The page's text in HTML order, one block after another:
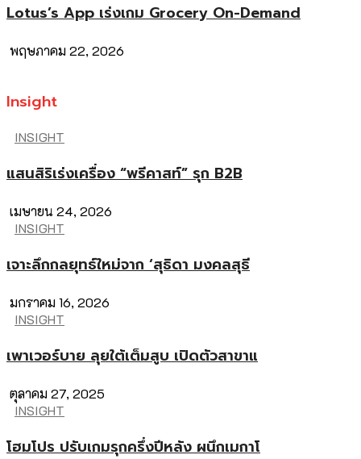
Lotus’s App เร่งเกม Grocery On-Demand
พฤษภาคม 22, 2026
Insight
INSIGHT
แสนสิริเร่งเครื่อง “พรีคาสท์” รุก B2B
เมษายน 24, 2026
INSIGHT
เจาะลึกกลยุทธ์ใหม่จาก ‘สุธิดา มงคลสุธี
มกราคม 16, 2026
INSIGHT
เพาเวอร์บาย ลุยใต้เต็มสูบ เปิดตัวสาขาแ
ตุลาคม 27, 2025
INSIGHT
โฮมโปร ปรับเกมรุกครึ่งปีหลัง ผนึกเมกาโ